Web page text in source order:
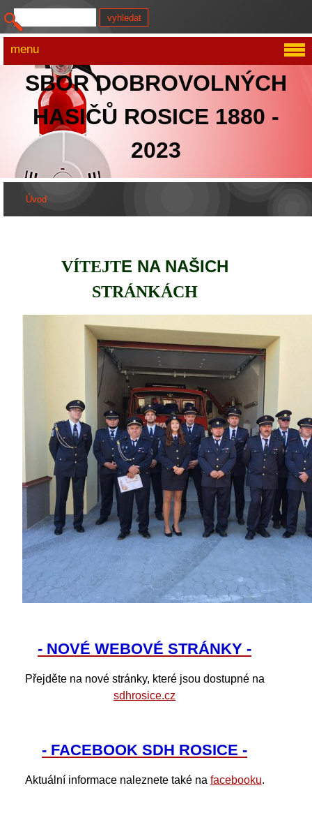
SBOR DOBROVOLNÝCH
HASIČŮ ROSICE 1880 -
2023
Úvod
VÍTEJTE NA NAŠICH
STRÁNKÁCH
- NOVÉ WEBOVÉ STRÁNKY -
Přejděte na nové stránky, které jsou dostupné na
sdhrosice.cz
- FACEBOOK SDH ROSICE -
Aktuální informace naleznete také na facebooku.
menu